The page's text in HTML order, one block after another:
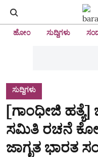
ಹೋಂ ಸುದ್ದಿಗಳು
ಸುದ್ದಿಗಳು
[ಗಾಂಧೀಜಿ
ಸಮಿತಿ ರಚನೆ
ಜಾಗೃತ ಭಾರತ